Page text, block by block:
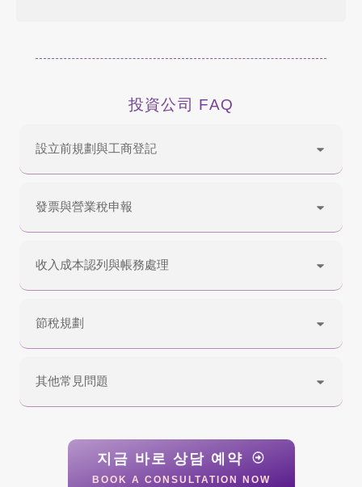
投資公司 FAQ
設立前規劃與工商登記
發票與營業稅申報
收入成本認列與帳務處理
節稅規劃
其他常見問題
지금 바로 상담 예약
BOOK A CONSULTATION NOW